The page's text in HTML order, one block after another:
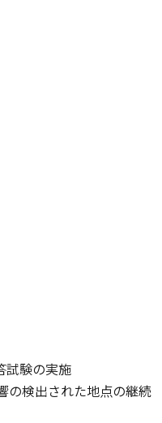
試験の実施
の検出された地点の継続